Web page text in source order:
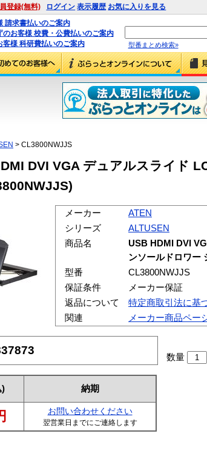
登録(無料) ログイン 表示履歴 お気に入りを見る
請求書払いのご案内
のお客様 校費・公費払いのご案内
客様 科研費払いのご案内
型番まとめ検索»
> CL3800NWJJS
DVI VGA デュアルスライド
メーカー
ATEN
シリーズ
ALTUSEN
商品名
USB HDMI DVI
ンソールドロワー
型番
CL3800NWJJS
保証条件
メーカー保証
返品について
特定商取引法に基
関連
メーカー商品ペー
) 納期
お問い合わせください
翌営業日までにご連絡します
数量